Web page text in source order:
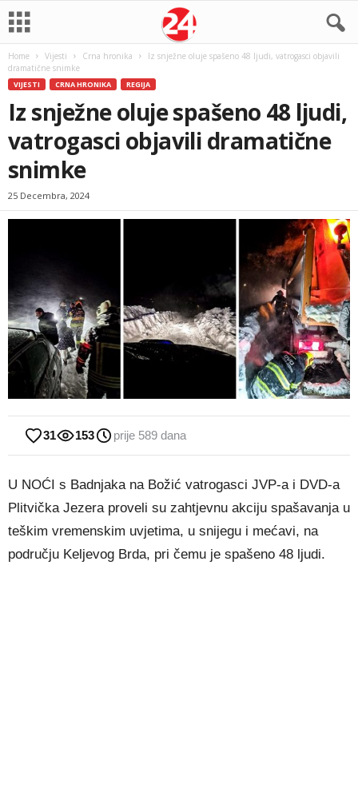
Home Vijesti Crna hronika
Iz snježne oluje spašeno 48 ljudi, vatrogasci objavili
dramatične snimke
VIJESTI CRNA HRONIKA REGIJA
Iz snježne oluje spašeno 48 ljudi,
vatrogasci objavili dramatične
snimke
25 Decembra, 2024
31 153 prije 589 dana
U NOĆI s Badnjaka na Božić vatrogasci JVP-a i DVD-a
Plitvička Jezera proveli su zahtjevnu akciju spašavanja u
teškim vremenskim uvjetima, u snijegu i mećavi, na
području Keljevog Brda, pri čemu je spašeno 48 ljudi.